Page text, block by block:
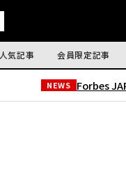
人気記事 会員限定記事
NEWS Forbes